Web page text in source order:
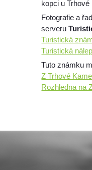
kopci u Trhové
Fotografie a
serveru
Turistická
Turistická
Tuto známku
Z Trhové
Rozhledna na